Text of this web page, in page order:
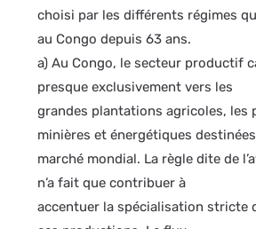
choisi par les différents régimes
au Congo depuis 63 ans.
a) Au Congo, le secteur productif
presque exclusivement vers les
grandes plantations agricoles, les
minières et énergétiques
marché mondial. La règle dite de
n’a fait que contribuer à
accentuer la spécialisation stricte